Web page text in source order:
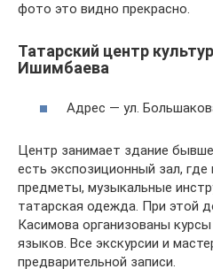
фото это видно прекрасно.
Татарский центр
Ишимбаева
Адрес — ул.
Центр занимает здание
есть экспозиционный зал,
предметы, музыкальные
татарская одежда. При этой
Касимова организованы
языков. Все экскурсии и
предварительной записи.